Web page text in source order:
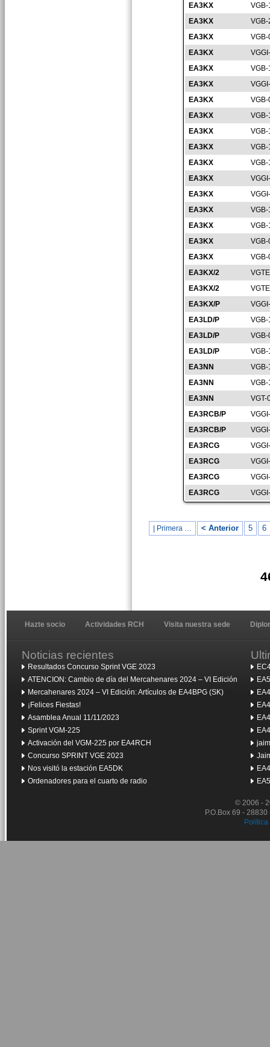
EA3KX
EA3KX
EA3KX
EA3KX
EA3KX
EA3KX
EA3KX
EA3KX
EA3KX
EA3KX
EA3KX
VGB-
EA3KX
EA3KX
EA3KX
EA3KX
EA3KX
EA3KX
EA3KX/2
EA3KX/2
EA3KX/P
EA3LD/P
EA3LD/P
EA3LD/P
EA3NN
EA3NN
EA3NN
VGT-
EA3RCB/P
EA3RCB/P
EA3RCG
EA3RCG
EA3RCG
EA3RCG
| Primera … < Anterior 5 6
Hazte socio Actividades RCH Visita nuestra sede
Noticias recientes
Resultados Concurso Sprint VGE 2023
ATENCION: Cambio de día del Mercahenares 2024 – VI Edición
Mercahenares 2024 – VI Edición: Artículos de EA4BPG (SK)
¡Felices Fiestas!
Asamblea Anual 11/11/2023
Sprint VGM-225
Activación del VGM-225 por EA4RCH
Concurso SPRINT VGE 2023
Nos visitó la estación EA5DK
Ordenadores para el cuarto de radio
© 2006 -
P.O.Box 69 -